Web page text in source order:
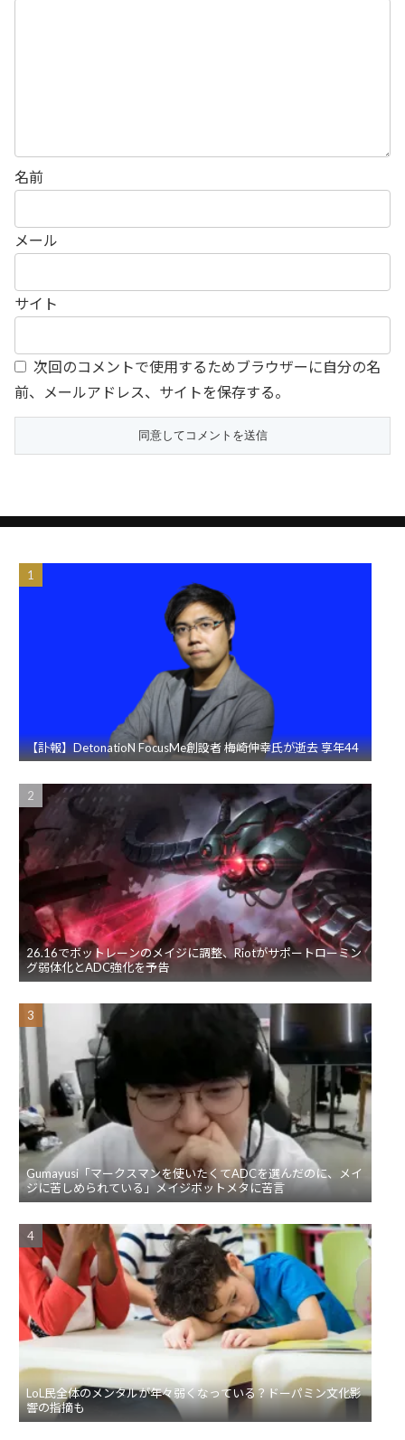
名前
メール
サイト
次回のコメントで使用するためブラウザーに自分の名
前、メールアドレス、サイトを保存する。
【訃報】DetonatioN FocusMe創設者 梅崎伸幸氏が逝去 享年44
26.16でボットレーンのメイジに調整、Riotがサポートローミン
グ弱体化とADC強化を予告
Gumayusi「マークスマンを使いたくてADCを選んだのに、メイ
ジに苦しめられている」メイジボットメタに苦言
LoL民全体のメンタルが年々弱くなっている？ドーパミン文化影
響の指摘も